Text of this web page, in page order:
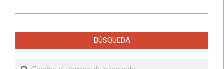
BÚSQUEDA
Buscar